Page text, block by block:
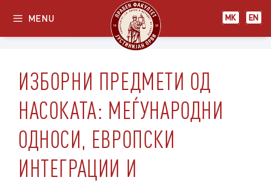
content
МК EN
MENU
ИЗБОРНИ ПРЕДМЕТИ ОД
НАСОКАТА: МЕЃУНАРОДНИ
ОДНОСИ, ЕВРОПСКИ
ИНТЕГРАЦИИ И